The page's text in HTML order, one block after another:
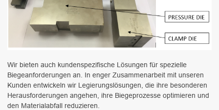
Wir bieten auch kundenspezifische Lösungen für spezielle
Biegeanforderungen an. In enger Zusammenarbeit mit unseren
Kunden entwickeln wir Legierungslösungen, die ihre besonderen
Herausforderungen angehen, ihre Biegeprozesse optimieren und
den Materialabfall reduzieren.